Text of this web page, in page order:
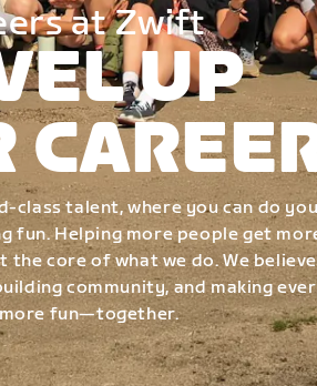
at Zwift
UP
class talent, where you can do
fun. Helping more people get
the core of what we do. We
community, and making
fun—together.